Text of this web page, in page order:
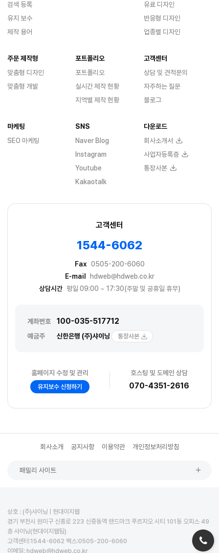
고객센터
1544-6062
Fax 0505-200-6060
E-mail
hdweb@hdweb.co.kr
상담시간 평일 09:00 ~ 17:30(주말 및 공휴일 휴무)
계좌번호 100-035-517712
예금주 신한은행 (주)샤이닝 통장사본
홈페이지 수정 및 관리
유지보수 신청하기
호스팅 및 도메인 상담
070-4351-2616
검색 등록
유지 보수
제작 용어
유료 디자인
반응형 디자인
업종별 디자인
주문 제작형
맞춤형 디자인
맞춤형 개발
포트폴리오
포트폴리오
실시간 제작 현황
지역별 제작 현황
고객센터
상담 및 견적문의
자주하는 질문
블로그
마케팅
SEO 마케팅
SNS
Naver Blog
Instagram
Youtube
Kakaotalk
다운로드
회사소개서
사업자등록증
통장사본
회사소개 공지사항 이용약관 개인정보처리방침
패밀리 사이트
상호 : (주)샤이닝 | 현대이지웹
경기 부천시 원미구 신흥로 223 신중동역 랜드마크 푸르지오 시티 101동 오피스 49
층 샤이닝(현대이지웹팀)
고객센터:1544-6062 팩스:0505-200-6060
이메일: hdweb@hdweb.co.kr